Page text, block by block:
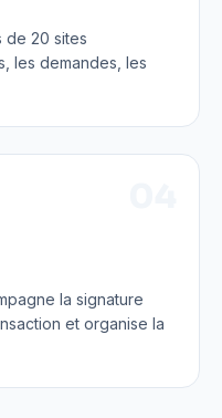
de 20 sites
les demandes, les
la signature
et organise la